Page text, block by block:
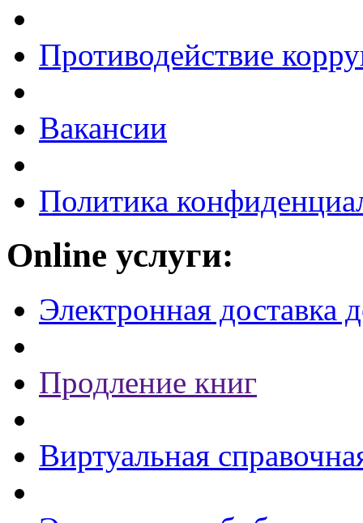
Противодействие
Вакансии
Политика
Online услуги:
Электронная доставка
Продление книг
Виртуальная